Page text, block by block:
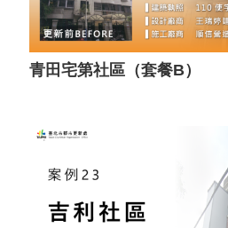
青田宅第社區（套餐B）